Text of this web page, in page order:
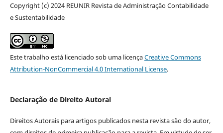
Copyright (c) 2024 REUNIR Revista de Administração Contabilidade
e Sustentabilidade
Este trabalho está licenciado sob uma licençaCreative Commons
Attribution-NonCommercial 4.0 International License.
Declaração de Direito Autoral
Direitos Autorais para artigos publicados nesta revista são do autor,